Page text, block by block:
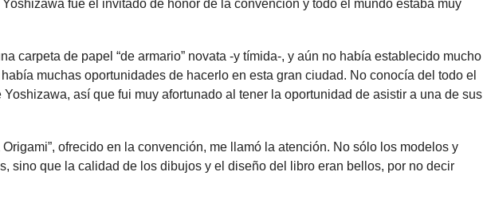
fue el invitado de honor de la convención y todo el mundo estaba muy
carpeta de papel “de armario” novata -y tímida-, y aún no había establecido mucho
muchas oportunidades de hacerlo en esta gran ciudad. No conocía del todo el
así que fui muy afortunado al tener la oportunidad de asistir a una de sus
ofrecido en la convención, me llamó la atención. No sólo los modelos y
sino que la calidad de los dibujos y el diseño del libro eran bellos, por no decir